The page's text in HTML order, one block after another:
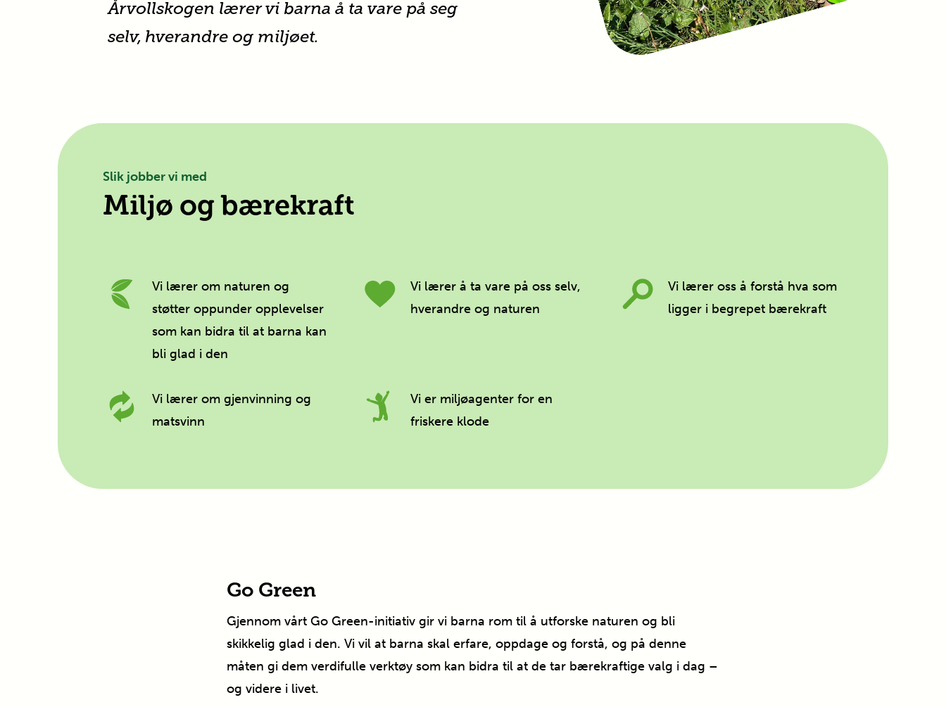
Årvollskogen lærer vi barna å ta vare på seg
selv, hverandre og miljøet.
Slik jobber vi med
Miljø og bærekraft
Vi lærer om naturen og
støtter oppunder opplevelser
som kan bidra til at barna kan
bli glad i den
Vi lærer å ta vare på oss selv,
hverandre og naturen
Vi lærer oss å forstå hva som
ligger i begrepet bærekraft
Vi lærer om gjenvinning og
matsvinn
Vi er miljøagenter for en
friskere klode
Go Green
Gjennom vårt Go Green-initiativ gir vi barna rom til å utforske naturen og bli
skikkelig glad i den. Vi vil at barna skal erfare, oppdage og forstå, og på denne
måten gi dem verdifulle verktøy som kan bidra til at de tar bærekraftige valg i dag –
og videre i livet.